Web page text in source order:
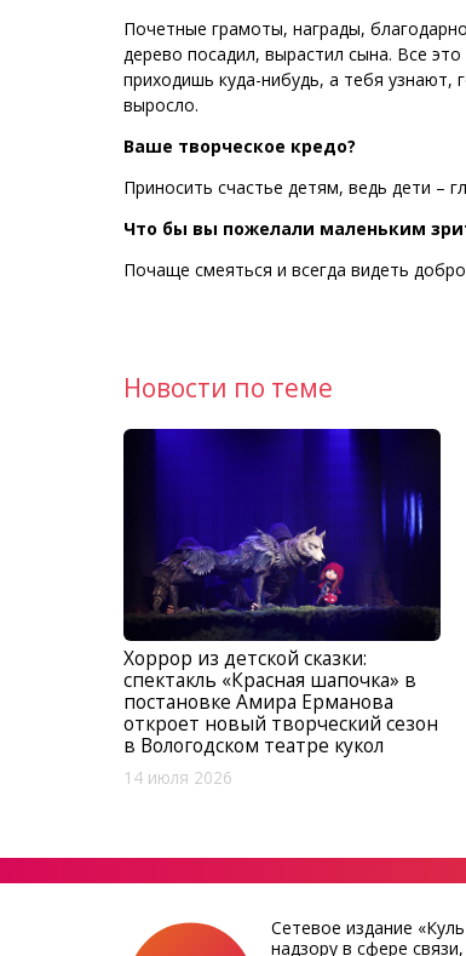
Почетные грамоты, награды,
дерево посадил, вырастил сына. Все
приходишь куда-нибудь, а тебя узнают,
выросло.
Ваше творческое кредо?
Приносить счастье детям, ведь дети –
Что бы вы пожелали маленьким
Почаще смеяться и всегда видеть
Новости по теме
Хоррор из детской сказки:
спектакль «Красная шапочка» в
постановке Амира Ерманова
откроет новый творческий сезон
в Вологодском театре кукол
14 июля 2026
Сетевое издание
надзору в сфере